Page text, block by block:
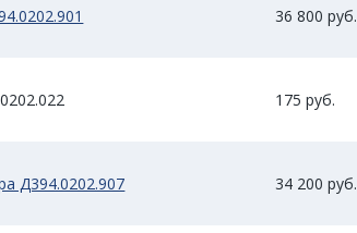
36 800 руб.
175 руб.
Д394.0202.907 34 200 руб.